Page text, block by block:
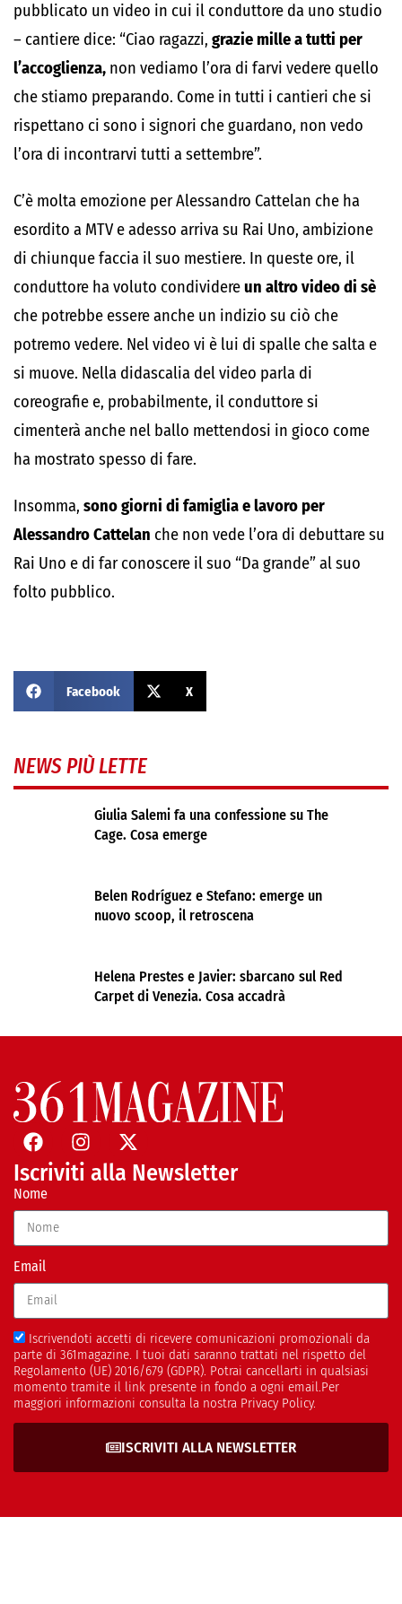
pubblicato un video in cui il conduttore da uno studio
– cantiere dice: “Ciao ragazzi, grazie mille a tutti per
l’accoglienza, non vediamo l’ora di farvi vedere quello
che stiamo preparando. Come in tutti i cantieri che si
rispettano ci sono i signori che guardano, non vedo
l’ora di incontrarvi tutti a settembre”.
C’è molta emozione per Alessandro Cattelan che ha
esordito a MTV e adesso arriva su Rai Uno, ambizione
di chiunque faccia il suo mestiere. In queste ore, il
conduttore ha voluto condividereun altro video di sè
che potrebbe essere anche un indizio su ciò che
potremo vedere. Nel video vi è lui di spalle che salta e
si muove. Nella didascalia del video parla di
coreografie e, probabilmente, il conduttore si
cimenterà anche nel ballo mettendosi in gioco come
ha mostrato spesso di fare.
Insomma, sono giorni di famiglia e lavoro per
Alessandro Cattelan che non vede l’ora di debuttare su
Rai Uno e di far conoscere il suo “Da grande” al suo
folto pubblico.
Facebook X
NEWS PIÙ LETTE
Giulia Salemi fa una confessione su The
Cage. Cosa emerge
Belen Rodríguez e Stefano: emerge un
nuovo scoop, il retroscena
Helena Prestes e Javier: sbarcano sul Red
Carpet di Venezia. Cosa accadrà
Iscriviti alla Newsletter
Nome
Email
Iscrivendoti accetti di ricevere comunicazioni promozionali da
parte di 361magazine. I tuoi dati saranno trattati nel rispetto del
Regolamento (UE) 2016/679 (GDPR). Potrai cancellarti in qualsiasi
momento tramite il link presente in fondo a ogni email.Per
maggiori informazioni consulta la nostra Privacy Policy.
ISCRIVITI ALLA NEWSLETTER